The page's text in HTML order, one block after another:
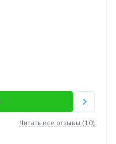
Читать все отзывы (10)